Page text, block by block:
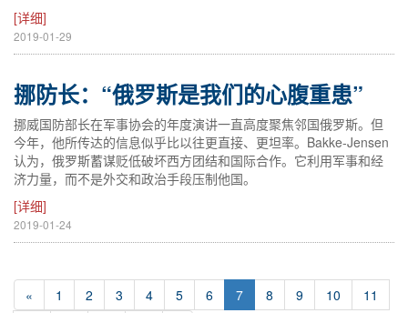
[详细]
2019-01-29
挪防长：“俄罗斯是我们的心腹重患”
挪威国防部长在军事协会的年度演讲一直高度聚焦邻国俄罗斯。但
今年，他所传达的信息似乎比以往更直接、更坦率。Bakke-Jensen
认为，俄罗斯蓄谋贬低破坏西方团结和国际合作。它利用军事和经
济力量，而不是外交和政治手段压制他国。
[详细]
2019-01-24
« 1 2 3 4 5 6 7 8 9 10 11